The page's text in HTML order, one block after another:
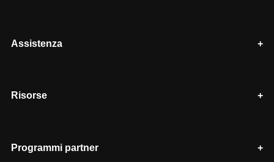
Assistenza
Risorse
Programmi partner